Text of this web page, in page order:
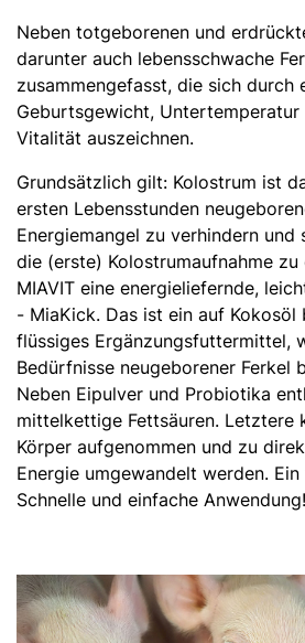
Neben totgeborenen und
darunter auch lebensschwache
zusammengefasst, die sich durch
Geburtsgewicht,
Vitalität auszeichnen.
Grundsätzlich gilt: Kolostrum ist
ersten Lebensstunden
Energiemangel zu verhindern und
die (erste) Kolostrumaufnahme
MIAVIT eine energieliefernde,
- MiaKick. Das ist ein auf Kokosöl
flüssiges Ergänzungsfuttermittel,
Bedürfnisse neugeborener Ferkel
Neben Eipulver und Probiotika
mittelkettige Fettsäuren. Letztere
Körper aufgenommen und zu
Energie umgewandelt werden.
Schnelle und einfache Anwendung!